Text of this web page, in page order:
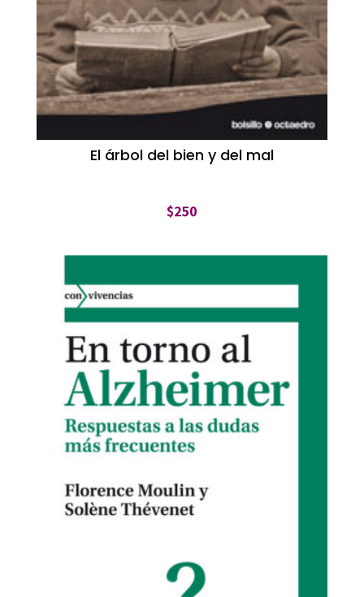
El árbol del bien y del mal
$250